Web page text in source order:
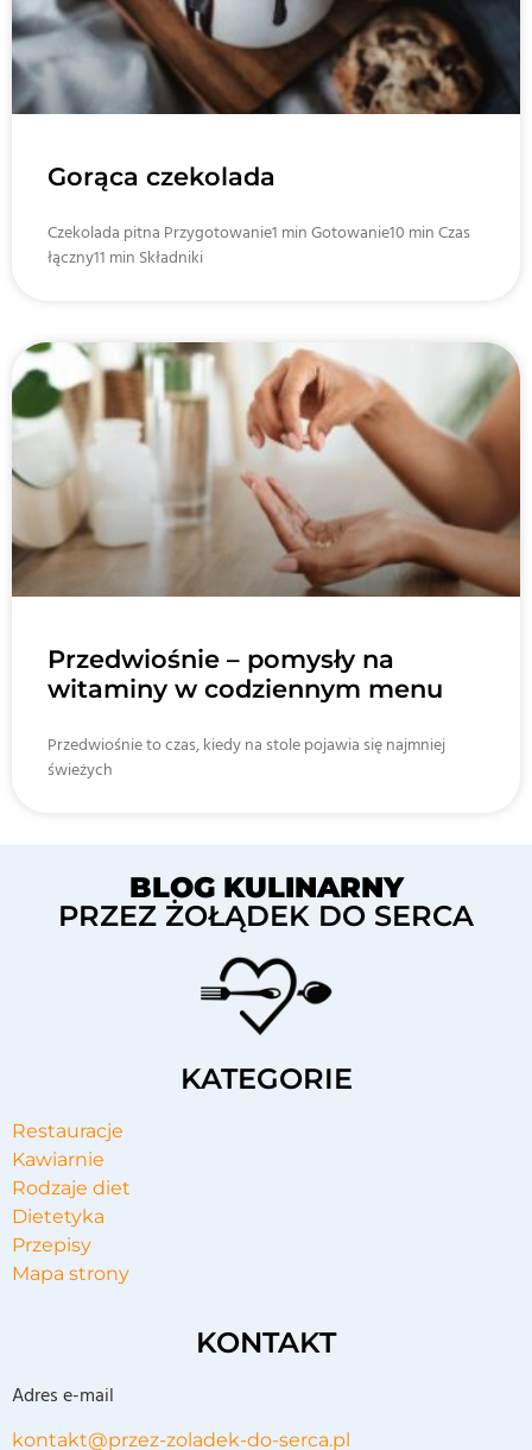
Gorąca czekolada
Czekolada pitna Przygotowanie1 min Gotowanie10 min Czas
łączny11 min Składniki
Przedwiośnie – pomysły na
witaminy w codziennym menu
Przedwiośnie to czas, kiedy na stole pojawia się najmniej
świeżych
BLOG KULINARNY
PRZEZ ŻOŁĄDEK DO SERCA
KATEGORIE
Restauracje
Kawiarnie
Rodzaje diet
Dietetyka
Przepisy
Mapa strony
KONTAKT
Adres e-mail
kontakt@przez-zoladek-do-serca.pl